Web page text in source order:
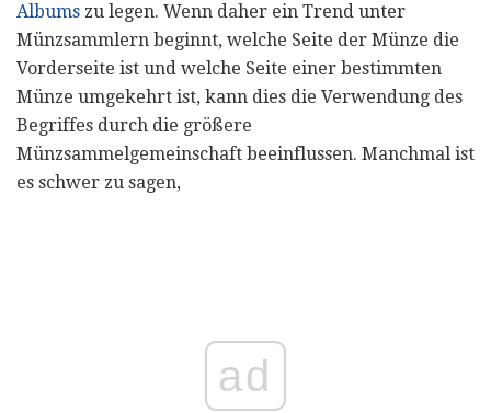
Albums zu legen. Wenn daher ein Trend unter
Münzsammlern beginnt, welche Seite der Münze die
Vorderseite ist und welche Seite einer bestimmten
Münze umgekehrt ist, kann dies die Verwendung des
Begriffes durch die größere
Münzsammelgemeinschaft beeinflussen. Manchmal ist
es schwer zu sagen,
ad